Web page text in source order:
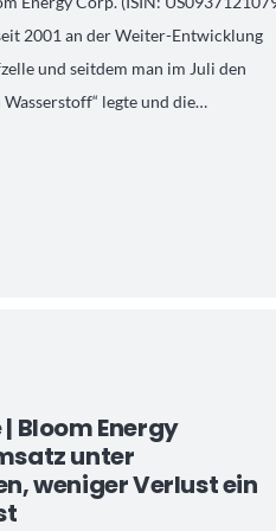
2001 an der Weiter-Entwicklung
und seitdem man im Juli den
Wasserstoff“ legte und die…
Bloom Energy
unter
weniger Verlust ein